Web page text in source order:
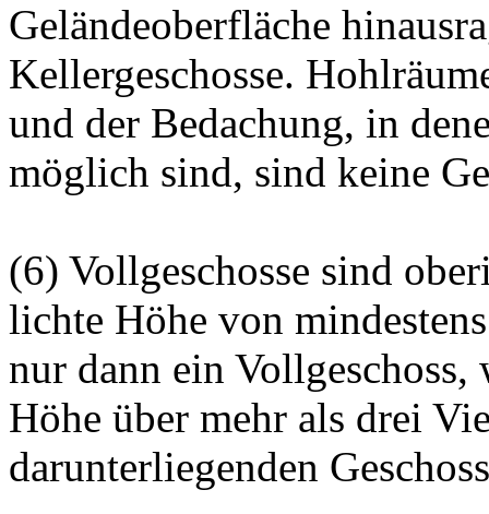
Geländeoberfläche
Kellergeschosse.
und der Bedachung, in
möglich sind, sind keine
(6) Vollgeschosse sind
lichte Höhe von
nur dann ein Vollgeschoss,
Höhe über mehr als drei
darunterliegenden